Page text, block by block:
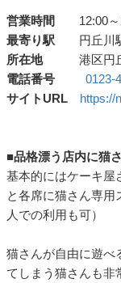
営業時間
12:00～
最寄り駅 円丘川
所在地港区円丘
電話番号
0123-
サイトURL https://
■品格漂う店内に猫
基本的にはケーキ屋
と各席に猫さん専用
人での利用も可）
猫さんが自由に遊べ
てしまう猫さんも非